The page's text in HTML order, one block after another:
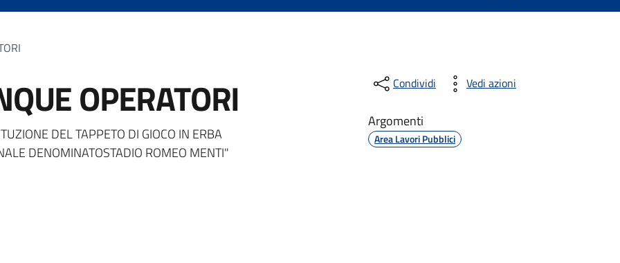
OPERATORI
DEL TAPPETO DI GIOCO IN ERBA
DENOMINATOSTADIO ROMEO MENTI"
Condividi Vedi azioni
Argomenti
Area Lavori Pubblici